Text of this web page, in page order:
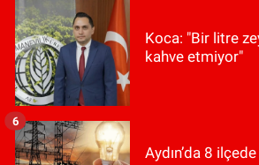
Koca: "Bir litre
kahve etmiyor"
Aydın’da 8
6